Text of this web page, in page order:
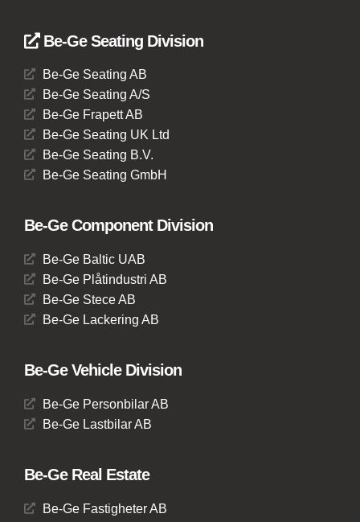
Be-Ge Seating Division
Be-Ge Seating AB
Be-Ge Seating A/S
Be-Ge Frapett AB
Be-Ge Seating UK Ltd
Be-Ge Seating B.V.
Be-Ge Seating GmbH
Be-Ge Component Division
Be-Ge Baltic UAB
Be-Ge Plåtindustri AB
Be-Ge Stece AB
Be-Ge Lackering AB
Be-Ge Vehicle Division
Be-Ge Personbilar AB
Be-Ge Lastbilar AB
Be-Ge Real Estate
Be-Ge Fastigheter AB